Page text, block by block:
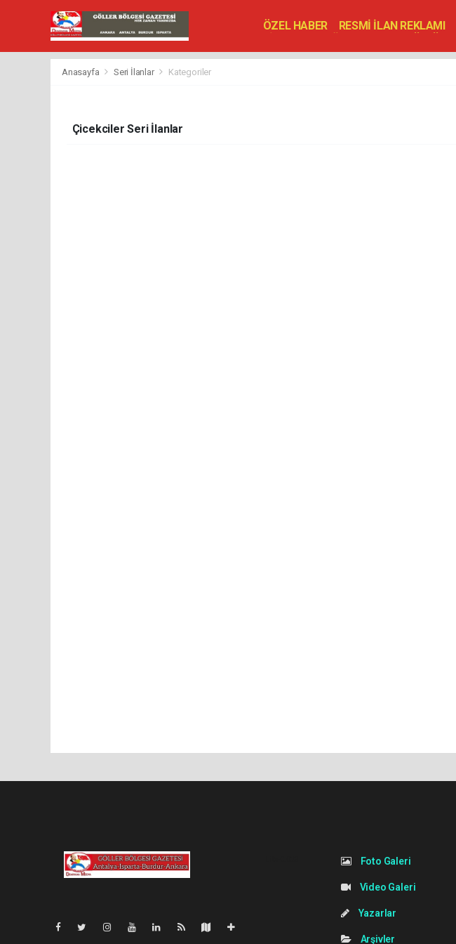
ÖZEL HABER RESMİ İLAN REKLAMI
VEFAT EDENLER
TOPLANTI - DÜĞÜN
Anasayfa Seri İlanlar Kategoriler
Çicekciler Seri İlanlar
Foto Galeri
Video Galeri
Yazarlar
Arşivler